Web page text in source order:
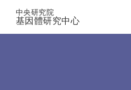
中央研究院
基因體研究中心